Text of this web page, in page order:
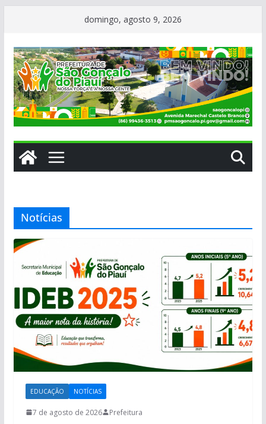
conteúdo
domingo, agosto 9, 2026
Notícias
EDUCAÇÃO NOTÍCIAS
7 de agosto de 2026 Prefeitura